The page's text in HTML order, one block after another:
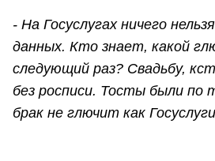
- На Госуслугах ничего
данных. Кто знает, какой
следующий раз? Свадьбу,
без росписи. Тосты были по
брак не глючит как